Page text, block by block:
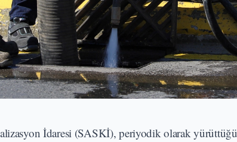
İdaresi (SASKİ), periyodik olarak yürüttüğü